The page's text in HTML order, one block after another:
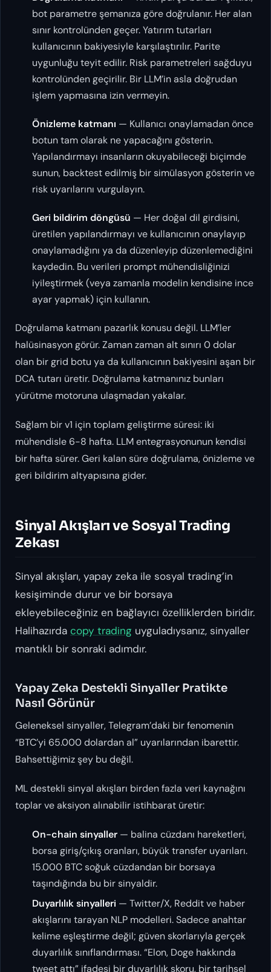
bot parametre şemanıza göre doğrulanır. Her alan
sınır kontrolünden geçer. Yatırım tutarları
kullanıcının bakiyesiyle karşılaştırılır. Parite
uygunluğu teyit edilir. Risk parametreleri sağduyu
kontrolünden geçirilir. Bir LLM’in asla doğrudan
işlem yapmasına izin vermeyin.
Önizleme katmanı — Kullanıcı onaylamadan önce
botun tam olarak ne yapacağını gösterin.
Yapılandırmayı insanların okuyabileceği biçimde
sunun, backtest edilmiş bir simülasyon gösterin ve
risk uyarılarını vurgulayın.
Geri bildirim döngüsü — Her doğal dil girdisini,
üretilen yapılandırmayı ve kullanıcının onaylayıp
onaylamadığını ya da düzenleyip düzenlemediğini
kaydedin. Bu verileri prompt mühendisliğinizi
iyileştirmek (veya zamanla modelin kendisine ince
ayar yapmak) için kullanın.
Doğrulama katmanı pazarlık konusu değil. LLM’ler
halüsinasyon görür. Zaman zaman alt sınırı 0 dolar
olan bir grid botu ya da kullanıcının bakiyesini aşan bir
DCA tutarı üretir. Doğrulama katmanınız bunları
yürütme motoruna ulaşmadan yakalar.
Sağlam bir v1 için toplam geliştirme süresi: iki
mühendisle 6-8 hafta. LLM entegrasyonunun kendisi
bir hafta sürer. Geri kalan süre doğrulama, önizleme ve
geri bildirim altyapısına gider.
Sinyal Akışları ve Sosyal Trading
Zekası
Sinyal akışları, yapay zeka ile sosyal trading’in
kesişiminde durur ve bir borsaya
ekleyebileceğiniz en bağlayıcı özelliklerden biridir.
Halihazırda copy trading uyguladıysanız, sinyaller
mantıklı bir sonraki adımdır.
Yapay Zeka Destekli Sinyaller Pratikte
Nasıl Görünür
Geleneksel sinyaller, Telegram’daki bir fenomenin
“BTC’yi 65.000 dolardan al” uyarılarından ibarettir.
Bahsettiğimiz şey bu değil.
ML destekli sinyal akışları birden fazla veri kaynağını
toplar ve aksiyon alınabilir istihbarat üretir:
On-chain sinyaller — balina cüzdanı hareketleri,
borsa giriş/çıkış oranları, büyük transfer uyarıları.
15.000 BTC soğuk cüzdandan bir borsaya
taşındığında bu bir sinyaldir.
Duyarlılık sinyalleri — Twitter/X, Reddit ve haber
akışlarını tarayan NLP modelleri. Sadece anahtar
kelime eşleştirme değil; güven skorlarıyla gerçek
duyarlılık sınıflandırması. “Elon, Doge hakkında
tweet attı” ifadesi bir duyarlılık skoru, bir tarihsel